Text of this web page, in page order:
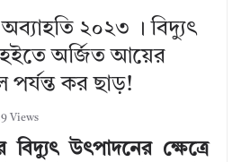
২০২৩ । বিদ্যুৎ
অর্জিত আয়ের
কর ছাড়!
Views
বিদ্যুৎ উৎপাদনের ক্ষেত্রে